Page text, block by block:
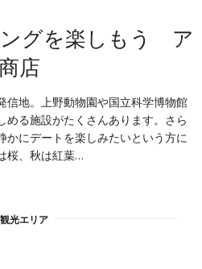
グを楽しもう ア
店
信地。上野動物園や国立科学博物館
める施設がたくさんあります。さら
かにデートを楽しみたいという方に
桜、秋は紅葉…
観光エリア